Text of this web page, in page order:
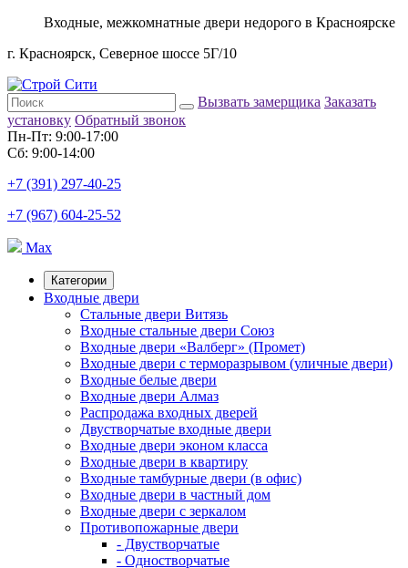
Входные, межкомнатные двери недорого в Красноярске
г. Красноярск, Северное шоссе 5Г/10
Вызвать замерщика Заказать
установку Обратный звонок
Пн-Пт: 9:00-17:00
Сб: 9:00-14:00
+7 (391) 297-40-25
+7 (967) 604-25-52
Max
Категории
Входные двери
Стальные двери Витязь
Входные стальные двери Союз
Входные двери «Валберг» (Промет)
Входные двери с терморазрывом (уличные двери)
Входные белые двери
Входные двери Алмаз
Распродажа входных дверей
Двустворчатые входные двери
Входные двери эконом класса
Входные двери в квартиру
Входные тамбурные двери (в офис)
Входные двери в частный дом
Входные двери с зеркалом
Противопожарные двери
- Двустворчатые
- Одностворчатые